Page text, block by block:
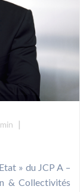
|
» du JCP A –
& Collectivités